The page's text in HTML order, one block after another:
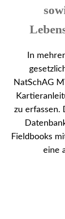
In
NatSchAG
zu erfassen.
Fieldbooks
eine